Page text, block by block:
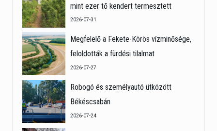
mint ezer tő kendert termesztett
2026-07-31
Megfelelő a Fekete-Körös vízminősége,
feloldották a fürdési tilalmat
2026-07-27
Robogó és személyautó ütközött
Békéscsabán
2026-07-24